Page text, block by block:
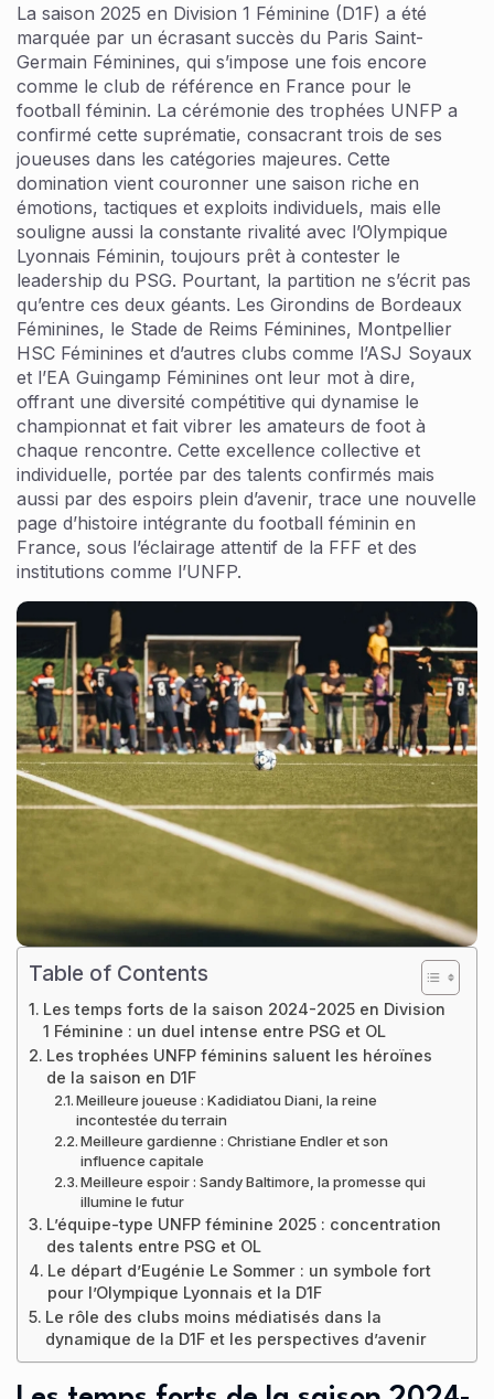
La saison 2025 en Division 1 Féminine (D1F) a été
marquée par un écrasant succès du Paris Saint-
Germain Féminines, qui s’impose une fois encore
comme le club de référence en France pour le
football féminin. La cérémonie des trophées UNFP a
confirmé cette suprématie, consacrant trois de ses
joueuses dans les catégories majeures. Cette
domination vient couronner une saison riche en
émotions, tactiques et exploits individuels, mais elle
souligne aussi la constante rivalité avec l’Olympique
Lyonnais Féminin, toujours prêt à contester le
leadership du PSG. Pourtant, la partition ne s’écrit pas
qu’entre ces deux géants. Les Girondins de Bordeaux
Féminines, le Stade de Reims Féminines, Montpellier
HSC Féminines et d’autres clubs comme l’ASJ Soyaux
et l’EA Guingamp Féminines ont leur mot à dire,
offrant une diversité compétitive qui dynamise le
championnat et fait vibrer les amateurs de foot à
chaque rencontre. Cette excellence collective et
individuelle, portée par des talents confirmés mais
aussi par des espoirs plein d’avenir, trace une nouvelle
page d’histoire intégrante du football féminin en
France, sous l’éclairage attentif de la FFF et des
institutions comme l’UNFP.
Table of Contents
Les temps forts de la saison 2024-2025 en Division
1 Féminine : un duel intense entre PSG et OL
Les trophées UNFP féminins saluent les héroïnes
de la saison en D1F
Meilleure joueuse : Kadidiatou Diani, la reine
incontestée du terrain
Meilleure gardienne : Christiane Endler et son
influence capitale
Meilleure espoir : Sandy Baltimore, la promesse qui
illumine le futur
L’équipe-type UNFP féminine 2025 : concentration
des talents entre PSG et OL
Le départ d’Eugénie Le Sommer : un symbole fort
pour l’Olympique Lyonnais et la D1F
Le rôle des clubs moins médiatisés dans la
dynamique de la D1F et les perspectives d’avenir